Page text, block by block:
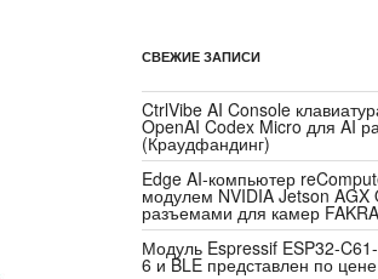
СВЕЖИЕ ЗАПИСИ
CtrlVibe AI Console
OpenAI Codex Micro для AI
(Краудфандинг)
Edge AI-компьютер
модулем NVIDIA Jetson AGX
разъемами для камер FAKRA
Модуль Espressif ESP32-
6 и BLE представлен по